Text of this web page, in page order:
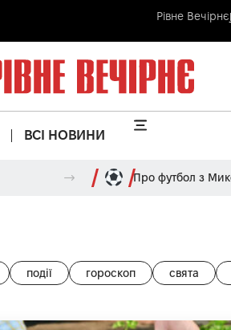
Рівне Вечірнє
ВСІ НОВИНИ
Про футбол з
події гороскоп свята